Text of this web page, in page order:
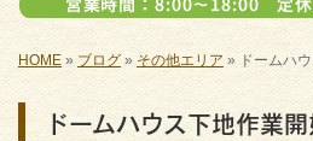
HOME » ブログ» その他エリア » ドームハ
ドームハウス下地作業